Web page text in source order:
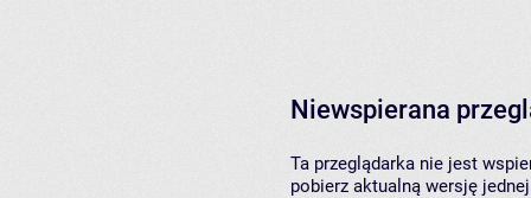
Niewspierana
Ta przeglądarka nie jest
pobierz aktualną wersję